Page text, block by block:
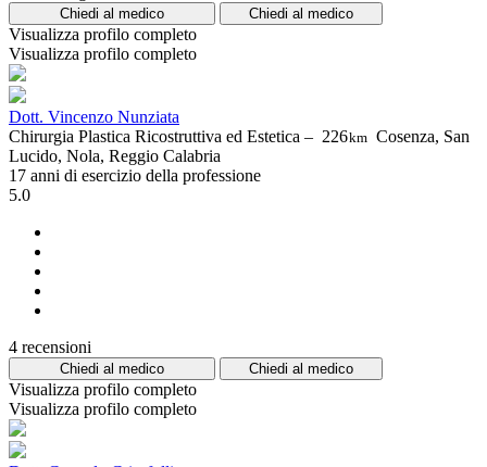
Chiedi al medico Chiedi al medico
Visualizza profilo completo
Visualizza profilo completo
Dott. Vincenzo Nunziata
Chirurgia Plastica Ricostruttiva ed Estetica – 226km Cosenza, San
Lucido, Nola, Reggio Calabria
17 anni di esercizio della professione
5.0
4 recensioni
Chiedi al medico Chiedi al medico
Visualizza profilo completo
Visualizza profilo completo